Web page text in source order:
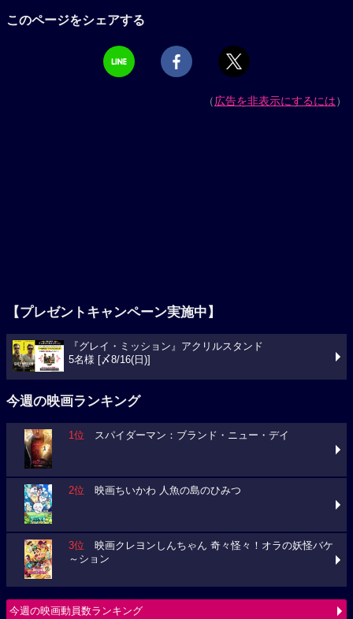
このページをシェアする
（広告を非表示にするには）
【プレゼントキャンペーン実施中】
『グレイ・ミッション』アクリルスタンド
5名様 [〆8/16(日)]
今週の映画ランキング
1位 スパイダーマン：ブランド・ニュー・デイ
2位 映画ちいかわ 人魚の島のひみつ
3位 映画クレヨンしんちゃん 奇々怪々！オラの妖怪バケ
～ション
今週の映画動員数ランキング